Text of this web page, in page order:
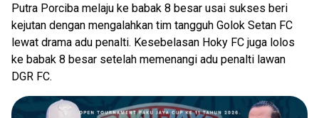
Putra Porciba melaju ke babak 8 besar usai sukses beri
kejutan dengan mengalahkan tim tangguh Golok Setan FC
lewat drama adu penalti. Kesebelasan Hoky FC juga lolos
ke babak 8 besar setelah memenangi adu penalti lawan
DGR FC.